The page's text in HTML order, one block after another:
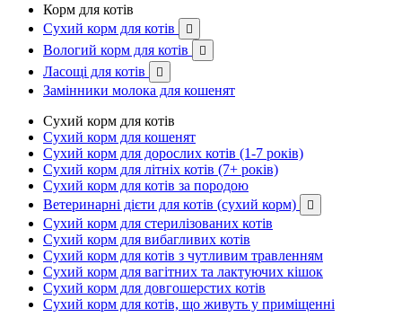
Корм для котів
Сухий корм для котів

Вологий корм для котів 
Ласощі для котів 
Замінники молока для кошенят
Сухий корм для котів
Сухий корм для кошенят
Сухий корм для дорослих котів (1-7 років)
Сухий корм для літніх котів (7+ років)
Сухий корм для котів за породою
Ветеринарні дієти для котів (сухий корм)

Сухий корм для стерилізованих котів
Сухий корм для вибагливих котів
Сухий корм для котів з чутливим травленням
Сухий корм для вагітних та лактуючих кішок
Сухий корм для довгошерстих котів
Сухий корм для котів, що живуть у приміщенні